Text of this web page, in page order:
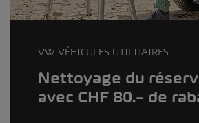
VW VÉHICULES UTILITAIRES
Nettoyage du
avec CHF 80.– de